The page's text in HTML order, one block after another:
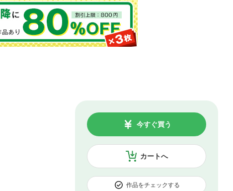
カートへ
今すぐ買う
作品をチェックする